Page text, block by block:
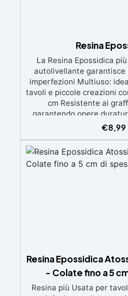
Resina
La Resina Epossidica
autolivellante garantisce
imperfezioni Multiuso:
tavoli e piccole creazioni
cm Resistente ai
garantendo opere
ingiallimenti nel tempo
formula anti-bolle per
Certificata Atossica post
con la pelle, BPA
€8,99
Resina Epossidica
- Colate fino a 5
Resina più Usata per